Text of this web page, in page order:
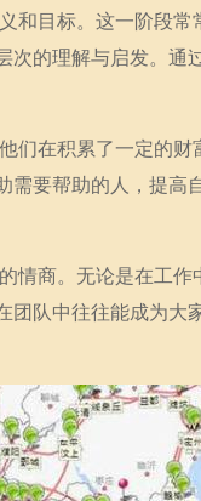
和目标。这一阶段常
的理解与启发。通
们在积累了一定的
要帮助的人，提高
情商。无论是在工
队中往往能成为大